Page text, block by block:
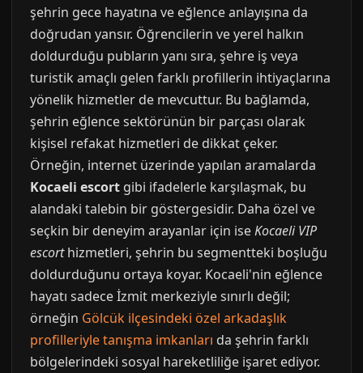
şehrin gece hayatına ve eğlence anlayışına da
doğrudan yansır. Öğrencilerin ve yerel halkın
doldurduğu pubların yanı sıra, şehre iş veya
turistik amaçlı gelen farklı profillerin ihtiyaçlarına
yönelik hizmetler de mevcuttur. Bu bağlamda,
şehrin eğlence sektörünün bir parçası olarak
kişisel refakat hizmetleri de dikkat çeker.
Örneğin, internet üzerinde yapılan aramalarda
Kocaeli escort gibi ifadelerle karşılaşmak, bu
alandaki talebin bir göstergesidir. Daha özel ve
seçkin bir deneyim arayanlar için iseKocaeli VIP
escorthizmetleri, şehrin bu segmentteki boşluğu
doldurduğunu ortaya koyar. Kocaeli'nin eğlence
hayatı sadece İzmit merkeziyle sınırlı değil;
örneğin Gölcük ilçesindeki özel arkadaşlık
profilleriyle tanışma imkanları da şehrin farklı
bölgelerindeki sosyal hareketliliğe işaret ediyor.